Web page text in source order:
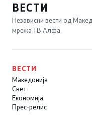
ВЕСТИ
Независни вести од
мрежа ТВ Алфа.
ВЕСТИ
Македонија
Свет
Економија
Прес-релис